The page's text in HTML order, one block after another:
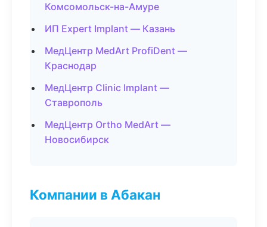
Комсомольск-на-Амуре
ИП Expert Implant — Казань
МедЦентр MedArt ProfiDent —
Краснодар
МедЦентр Clinic Implant —
Ставрополь
МедЦентр Ortho MedArt —
Новосибирск
Компании в Абакан